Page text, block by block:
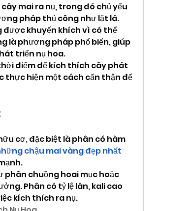
mai ra nụ, trong đó chủ yếu
pháp thủ công như lặt lá.
được khuyến khích vì có thể
là phương pháp phổ biến, giúp
triển nụ hoa.
điểm để kích thích cây phát
thực hiện một cách cẩn thận để
cơ, đặc biệt là phân có hàm
chậu mai vàng đẹp nhất
phân chuồng hoai mục hoặc
Phân có tỷ lệ lân, kali cao
kích thích ra nụ.